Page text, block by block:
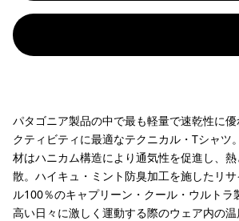
パタゴニア製品の中で最も軽量で速乾性に
クティビティに最適なテクニカル・Tシャツ
材はハニカム構造により通気性を促進し、
散。ハイキュ・ミント防臭加工を施したリ
ル100％のキャプリーン・クール・ウルトラ
高い日々に激しく運動する際のウェア内の